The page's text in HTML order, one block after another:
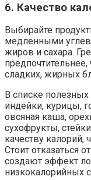
6. Качество
Выбирайте
медленными
жиров и сахара.
сладких, жирных
В списке
индейки, курицы,
овсяная каша,
сухофрукты,
качеству
Стоит отказаться
создают эффект
низкокалорийных